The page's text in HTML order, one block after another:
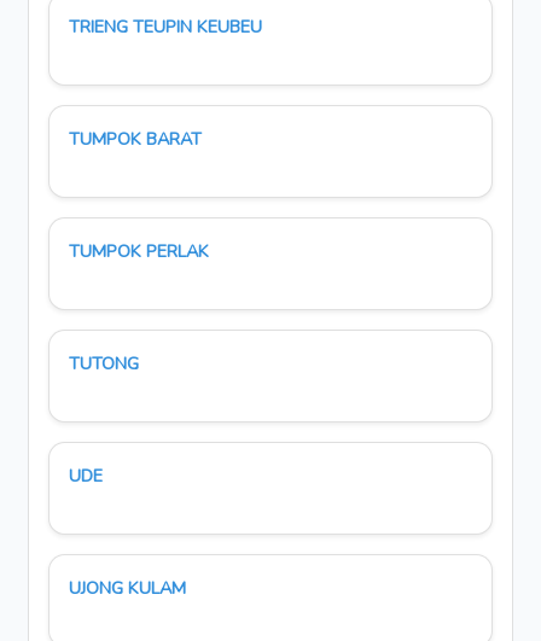
TRIENG TEUPIN KEUBEU
TUMPOK BARAT
TUMPOK PERLAK
TUTONG
UDE
UJONG KULAM